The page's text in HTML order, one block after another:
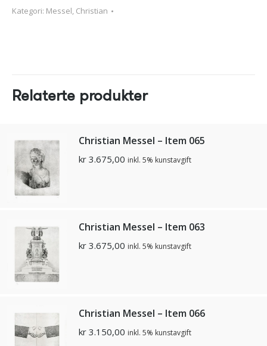
Kategori: Messel, Christian
Relaterte produkter
Christian Messel – Item 065
kr 3.675,00 inkl. 5% kunstavgift
Christian Messel – Item 063
kr 3.675,00 inkl. 5% kunstavgift
Christian Messel – Item 066
kr 3.150,00 inkl. 5% kunstavgift